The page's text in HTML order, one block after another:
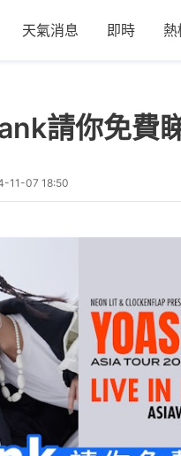
天氣消息 即時 熱
請你免費
11-07 18:50